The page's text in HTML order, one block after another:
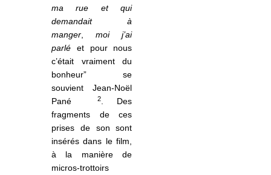
ma rue et qui
demandait à
manger ,moi j’ai
parlé et pour nous
c’était vraiment du
bonheur” se
souvient Jean-Noël
Pané
2
. Des
fragments de ces
prises de son sont
insérés dans le film,
à la manière de
micros-trottoirs